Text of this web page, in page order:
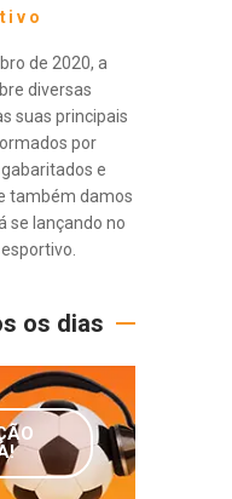
de 2020, a
diversas
suas principais
por
e
também damos
se lançando no
os dias